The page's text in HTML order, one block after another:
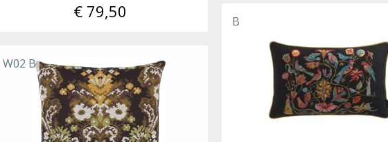
€ 79,50 B
W02 B